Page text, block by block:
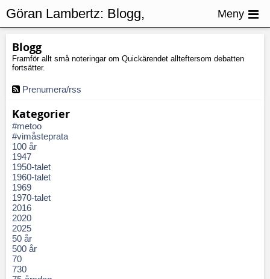
Blogg
Framför allt små noteringar om Quickärendet allteftersom debatten
fortsätter.
Prenumera/rss
Kategorier
#metoo
#vimåsteprata
100 år
1947
1950-talet
1960-talet
1969
1970-talet
2016
2020
2025
50 år
500 år
70
730
Göran Lambertz: Blogg,
Folkrättsbrott
Meny